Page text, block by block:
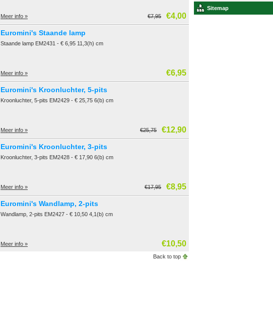
Meer info » €4,00
€7,95
Euromini's Staande lamp
Staande lamp EM2431 - € 6,95 11,3(h) cm
Meer info » €6,95
Euromini's Kroonluchter, 5-pits
Kroonluchter, 5-pits EM2429 - € 25,75 6(b) cm
Meer info » €12,90
€25,75
Euromini's Kroonluchter, 3-pits
Kroonluchter, 3-pits EM2428 - € 17,90 6(b) cm
Meer info » €8,95
€17,95
Euromini's Wandlamp, 2-pits
Wandlamp, 2-pits EM2427 - € 10,50 4,1(b) cm
Meer info » €10,50
Back to top
Sitemap